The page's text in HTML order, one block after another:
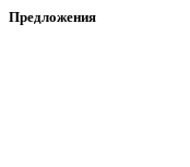
Предложения